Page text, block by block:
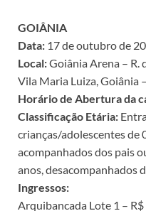
GOIÂNIA
Data: 17 de outubro de
Local:Goiânia Arena – R.
Vila Maria Luiza, Goiânia
Horário de Abertura da
Classificação Etária:
crianças/adolescentes de
acompanhados dos pais
anos, desacompanhados
Ingressos:
Arquibancada Lote 1 –